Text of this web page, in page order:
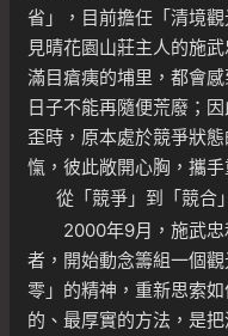
省」，目前擔任「清境
見晴花園山莊主人的施
滿目瘡痍的埔里，都會
日子不能再隨便荒廢；
歪時，原本處於競爭狀
愾，彼此敞開心胸，攜手
從「競爭」到「競合
2000年9月，施武忠
者，開始動念籌組一個
零」的精神，重新思索
的、最厚實的方法，是